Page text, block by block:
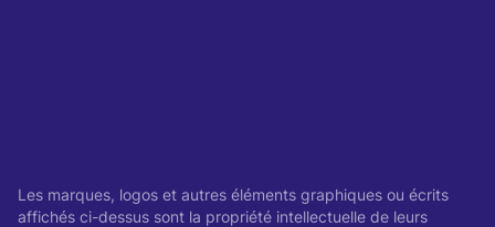
Les marques, logos et autres éléments graphiques ou écrits
affichés ci-dessus sont la propriété intellectuelle de leurs